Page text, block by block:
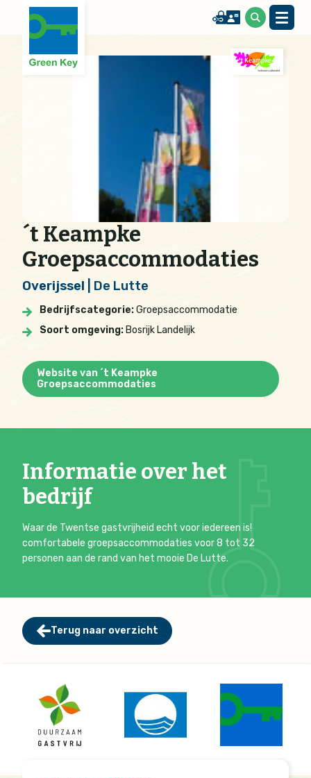
´t Keampke
Groepsaccommodaties
Overijssel | De Lutte
Bedrijfscategorie:Groepsaccommodatie
Soort omgeving: Bosrijk Landelijk
Website van ´t Keampke
Groepsaccommodaties
Informatie over het
bedrijf
Waar de Twentse gastvrijheid echt voor iedereen is!
comfortabele groepsaccommodaties voor 8 tot 32
personen aan de rand van het mooie De Lutte.
Terug naar overzicht